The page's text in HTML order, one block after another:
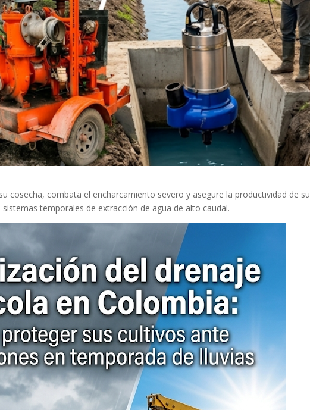
cosecha, combata el encharcamiento severo y asegure la productividad de su
temporales de extracción de agua de alto caudal.